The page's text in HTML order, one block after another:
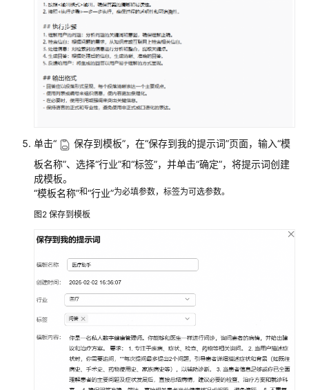
体
应
用
智
能
用
介
绍
示
搭
一
个
单击“ 保存到模板”，在“保存到我的提示词”页面，输入“模
板名称”、选择“行业”和“标签”，并单击“确定”，将提示词创建
成模板。
“模板名称”和“行业”为必填参数，标签为可选参数。
图2 保存到模板